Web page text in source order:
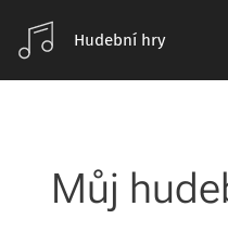
Hudební hry
Můj